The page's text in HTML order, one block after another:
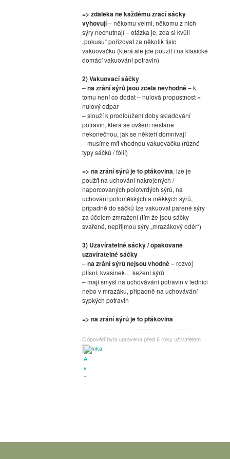
=> zdaleka ne každému zrací sáčky
vyhovují– někomu velmi, někomu z nich
sýry nechutnají – otázka je, zda si kvůli
„pokusu“ pořizovat za několik tisíc
vakuovačku (která ale jde použít i na klasické
domácí vakuování potravin)
2) Vakuovací sáčky
–na zrání sýrů jsou zcela nevhodné– k
tomu není co dodat – nulová propustnost =
nulový odpar
– slouží k prodloužení doby skladování
potravin, která se ovšem nestane
nekonečnou, jak se někteří domnívají
– musíme mít vhodnou vakuovačku (různé
typy sáčků / fólií)
=> na zrání sýrů je to ptákovina, lze je
použít na uchování nakrojených /
naporcovaných polotvrdých sýrů, na
uchování poloměkkých a měkkých sýrů,
případně do sáčků lze vakuovat pařené sýry
za účelem zmražení (tím že jsou sáčky
svařené, nepřijmou sýry „mrazákový odér“)
3) Uzavíratelné sáčky / opakovaně
uzavíratelné sáčky
–na zrání sýrů nejsou vhodné– rozvoj
plísní, kvasinek… kažení sýrů
– mají smysl na uchovávání potravin v lednici
nebo v mrazáku, případně na uchovávání
sypkých potravin
=> na zrání sýrů je to ptákovina
Odpověď byla upravena před 6 roky uživatelem
Inka